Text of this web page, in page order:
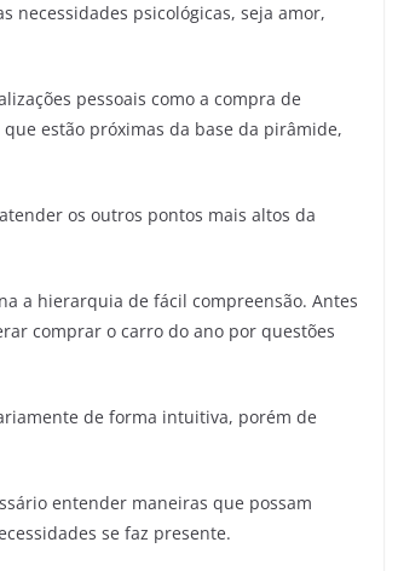
necessidades psicológicas, seja amor,
pessoais como a compra de
estão próximas da base da pirâmide,
os outros pontos mais altos da
a hierarquia de fácil compreensão. Antes
comprar o carro do ano por questões
de forma intuitiva, porém de
entender maneiras que possam
se faz presente.